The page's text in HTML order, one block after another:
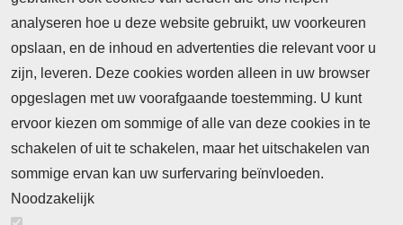
analyseren hoe u deze website gebruikt, uw voorkeuren
opslaan, en de inhoud en advertenties die relevant voor u
zijn, leveren. Deze cookies worden alleen in uw browser
opgeslagen met uw voorafgaande toestemming. U kunt
ervoor kiezen om sommige of alle van deze cookies in te
schakelen of uit te schakelen, maar het uitschakelen van
sommige ervan kan uw surfervaring beïnvloeden.
Noodzakelijk
Nieuws
Neem contact op
Algemene Leveringsvoorwaarden
Cookieverklaring
Privacyverklaring